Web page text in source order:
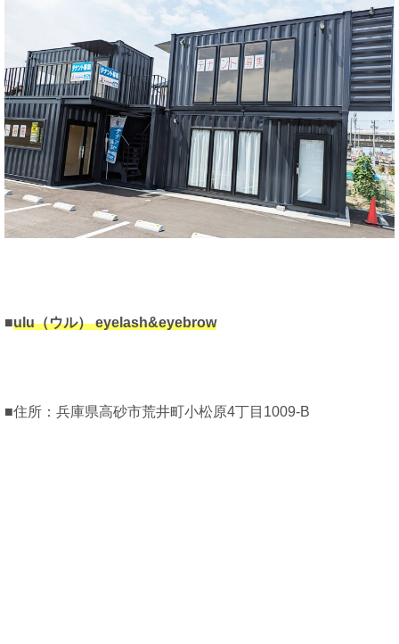
■ulu（ウル） eyelash&eyebrow
■住所：兵庫県高砂市荒井町小松原4丁目1009-B